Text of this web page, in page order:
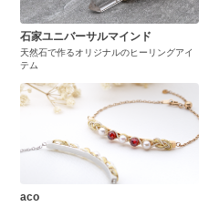
石家ユニバーサルマインド
天然石で作るオリジナルのヒーリングアイ
テム
aco